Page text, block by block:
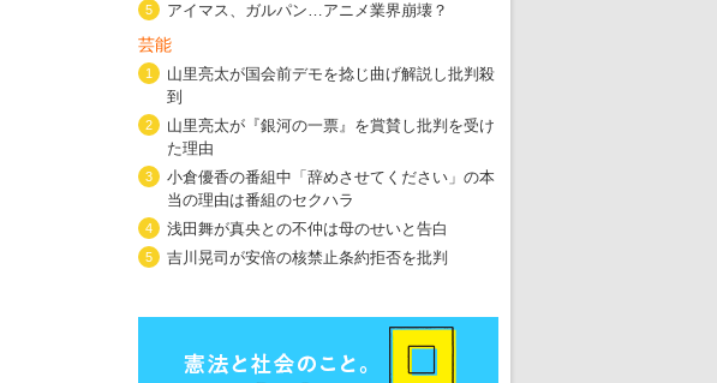
5 アイマス、ガルパン…アニメ業界崩壊？
芸能
1
山里亮太が国会前デモを捻じ曲げ解説し批判殺
到
2
山里亮太が『銀河の一票』を賞賛し批判を受け
た理由
3
小倉優香の番組中「辞めさせてください」の本
当の理由は番組のセクハラ
4 浅田舞が真央との不仲は母のせいと告白
5 吉川晃司が安倍の核禁止条約拒否を批判